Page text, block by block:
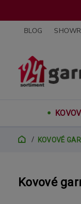
BLOG
KOVOVÉ
Kovové